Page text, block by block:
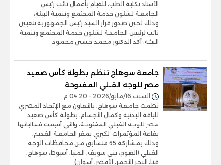
الأستاذ بكلية الطب، للقيام بأعمال نائب رئيس
الجامعة لشئون خدمة المجتمع وتنمية البيئة،
وذلك لحين صدور قرار السيد رئيس الجمهورية بتعيين
نائب لرئيس الجامعة لشئون خدمة المجتمع وتنمية
البيئة. أكد الدكتور محمد حسين محمود
جامعة سوهاج تنظم بطولة كأس صعيد
مصر للوجه القبلي المفتوحة
السبت 16/مايو/2026 - 04:20 م
نظمت جامعة سوهاج، بالتعاون مع الإتحاد المصري
للياقة البدنية وكمال الأجسام، بطولة كأس صعيد
مصر للوجه القبلي المفتوحة، والتى أقيمت فعالياتها
بقاعة المؤتمرات الكبري بمقر الجامعة القديم،
وذلك بمشاركة 65 متسابق من محافظات الوجه
القبلي (الفيوم، بني سويف، المنيا، أسيوط، سوهاج،
قنا، البحر الأحمر، الأقصر، أسوان).